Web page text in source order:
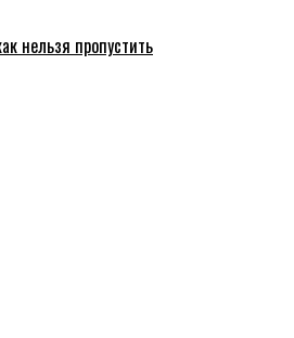
нельзя пропустить